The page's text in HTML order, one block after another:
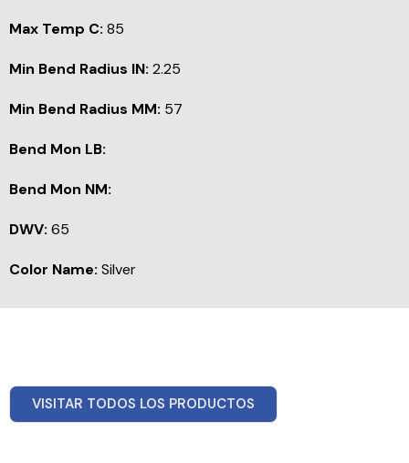
Max Temp C: 85
Min Bend Radius IN: 2.25
Min Bend Radius MM: 57
Bend Mon LB:
Bend Mon NM:
DWV: 65
Color Name: Silver
VISITAR TODOS LOS PRODUCTOS